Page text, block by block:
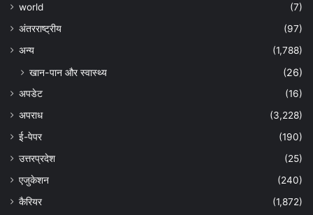
world
(7)
अंतरराष्ट्रीय
(97)
अन्‍य
(1,788)
खान-पान और स्वास्थ्य (26)
अपडेट
(16)
अपराध
(3,228)
ई-पेपर
(190)
उत्तरप्रदेश
(25)
एजुकेशन
(240)
कैरियर
(1,872)